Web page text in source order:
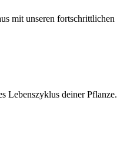
mit unseren fortschrittlichen
Lebenszyklus deiner Pflanze.